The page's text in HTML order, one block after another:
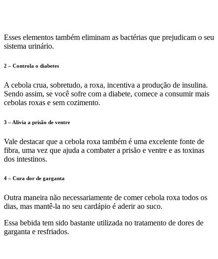
Esses elementos também eliminam as bactérias que prejudicam o seu
sistema urinário.
2 – Controla o diabetes
A cebola crua, sobretudo, a roxa, incentiva a produção de insulina.
Sendo assim, se você sofre com a diabete, comece a consumir mais
cebolas roxas e sem cozimento.
3 – Alivia a prisão de ventre
Vale destacar que a cebola roxa também é uma excelente fonte de
fibra, uma vez que ajuda a combater a prisão e ventre e as toxinas
dos intestinos.
4 – Cura dor de garganta
Outra maneira não necessariamente de comer cebola roxa todos os
dias, mas mantê-la no seu cardápio é aderir ao suco.
Essa bebida tem sido bastante utilizada no tratamento de dores de
garganta e resfriados.